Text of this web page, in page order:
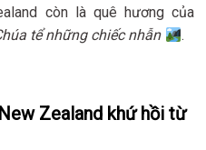
còn là quê hương của
tể những chiếc nhẫn .
Zealand khứ hồi từ